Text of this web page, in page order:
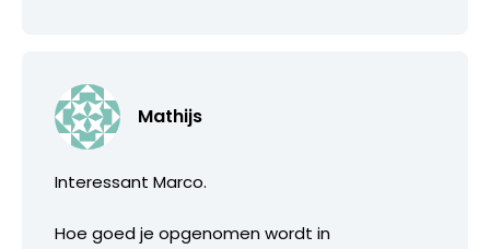
Mathijs
Interessant Marco.
Hoe goed je opgenomen wordt in